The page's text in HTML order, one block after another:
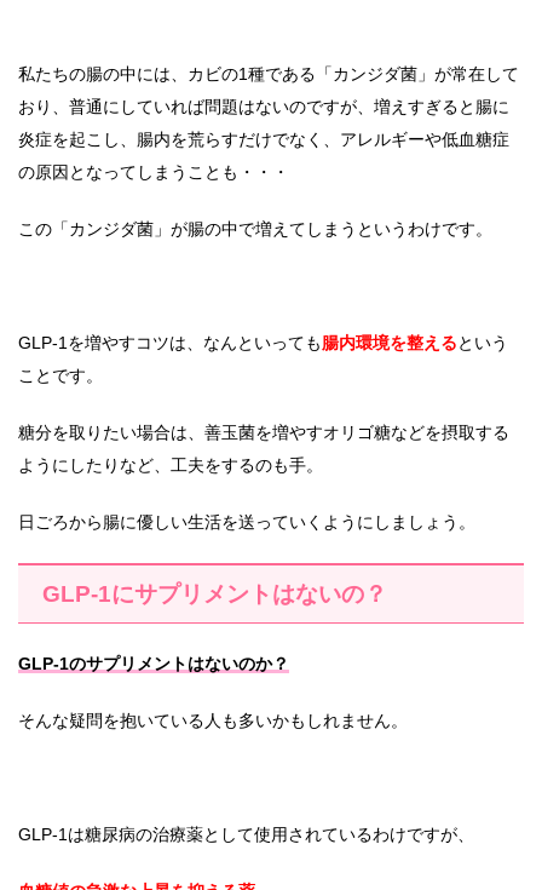
私たちの腸の中には、カビの1種である「カンジダ菌」が常在して
おり、普通にしていれば問題はないのですが、増えすぎると腸に
炎症を起こし、腸内を荒らすだけでなく、アレルギーや低血糖症
の原因となってしまうことも・・・
この「カンジダ菌」が腸の中で増えてしまうというわけです。
GLP-1を増やすコツは、なんといっても腸内環境を整えるという
ことです。
糖分を取りたい場合は、善玉菌を増やすオリゴ糖などを摂取する
ようにしたりなど、工夫をするのも手。
日ごろから腸に優しい生活を送っていくようにしましょう。
GLP-1にサプリメントはないの？
GLP-1のサプリメントはないのか？
そんな疑問を抱いている人も多いかもしれません。
GLP-1は糖尿病の治療薬として使用されているわけですが、